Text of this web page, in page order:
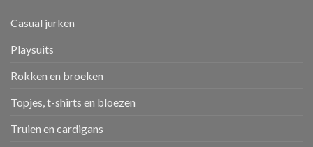
Casual jurken
Playsuits
Rokken en broeken
Topjes, t-shirts en bloezen
Truien en cardigans